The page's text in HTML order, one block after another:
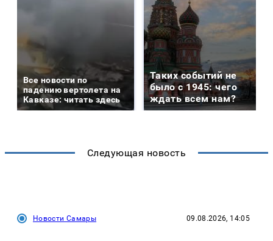
Все новости по
падению вертолета на
Кавказе: читать здесь
Таких событий не
было с 1945: чего
ждать всем нам?
Следующая новость
Новости Самары 09.08.2026, 14:05